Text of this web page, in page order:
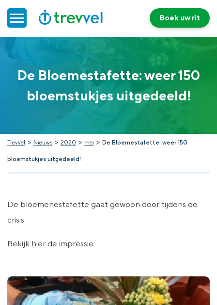
Home
Werken bij Trevvel
Nieuws
Contact
Boek uw rit
De Bloemestafette: weer 150
bloemstukjes uitgedeeld!
Trevvel > Nieuws > 2020 > mei > De Bloemestafette: weer 150
bloemstukjes uitgedeeld!
De bloemenestafette gaat gewoon door tijdens de
crisis.
Bekijk hier de impressie.